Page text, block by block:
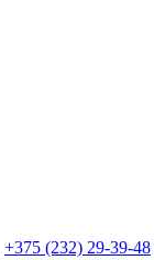
+375 (232) 29-39-48